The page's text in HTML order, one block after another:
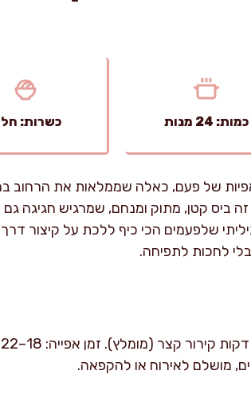
כמות: 24 מנות כשרות:
של פעם, כאלה שממלאות את הרחוב
זה ביס קטן, מתוק ומנחם, שמרגיש חגיגה
שלפעמים הכי כיף ללכת על קיצור
לחכות לתפיחה.